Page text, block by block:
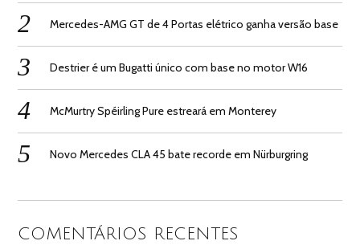
Mercedes-AMG GT de 4 Portas elétrico ganha versão base
Destrier é um Bugatti único com base no motor W16
McMurtry Spéirling Pure estreará em Monterey
Novo Mercedes CLA 45 bate recorde em Nürburgring
COMENTÁRIOS RECENTES